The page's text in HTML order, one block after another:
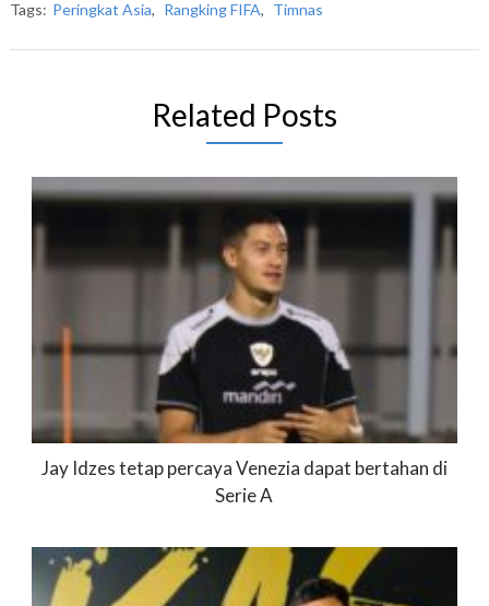
Tags: Peringkat Asia, Rangking FIFA, Timnas
Related Posts
Jay Idzes tetap percaya Venezia dapat bertahan di
Serie A